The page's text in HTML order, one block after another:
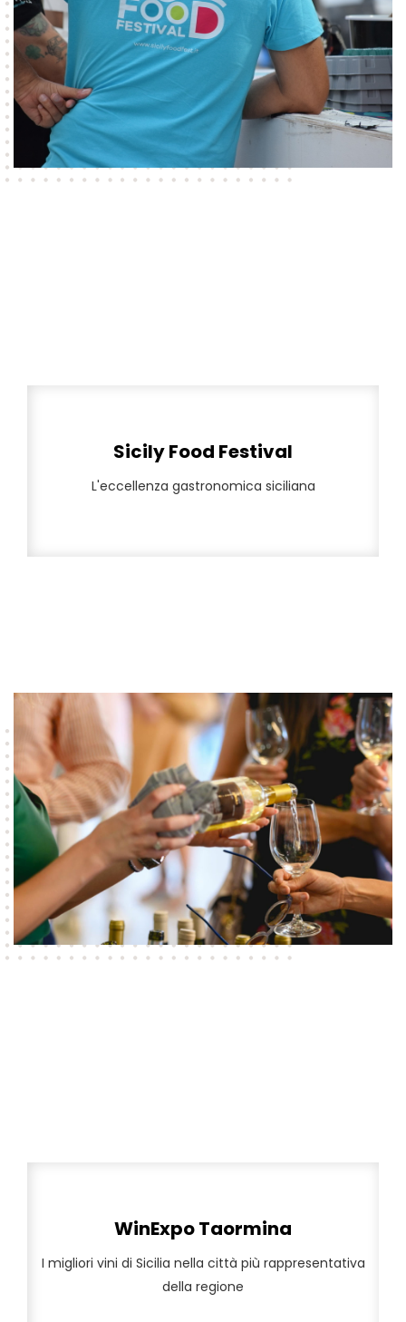
Sicily Food Festival
L'eccellenza gastronomica siciliana
L'eccellenza gastronomica siciliana
WinExpo Taormina
I migliori vini di Sicilia nella città più rappresentativa
della regione
I migliori vini di Sicilia nella città più
rappresentativa della regione